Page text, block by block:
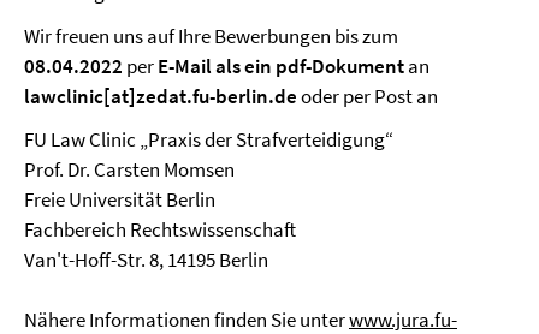
Wir freuen uns auf Ihre Bewerbungen bis zum
08.04.2022 perE-Mail als ein pdf-Dokumentan
lawclinic[at]zedat.fu-berlin.deoder per Post an
FU Law Clinic „Praxis der Strafverteidigung“
Prof. Dr. Carsten Momsen
Freie Universität Berlin
Fachbereich Rechtswissenschaft
Van't-Hoff-Str. 8, 14195 Berlin
Nähere Informationen finden Sie unterwww.jura.fu-